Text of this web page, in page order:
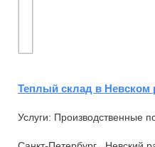
Теплый склад в
Услуги: Производственные